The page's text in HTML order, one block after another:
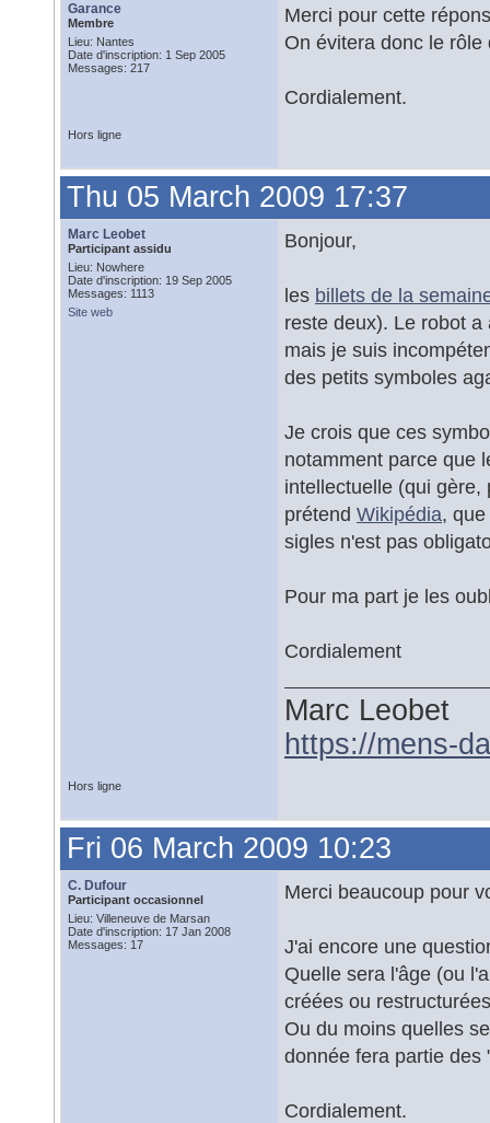
Garance
Membre
Lieu: Nantes
Date d'inscription: 1 Sep 2005
Messages: 217
Merci pour cette
On évitera donc le
Cordialement.
Hors ligne
Thu 05 March 2009 17:37
Marc Leobet
Participant assidu
Lieu: Nowhere
Date d'inscription: 19 Sep 2005
Messages: 1113
Site web
Bonjour,
les billets de la
reste deux). Le robot
mais je suis
des petits symboles
Je crois que ces
notamment parce que
intellectuelle (qui gère,
prétend Wikipédia,
sigles n'est pas
Pour ma part je les
Cordialement
Marc Leobet
https://mens-
Hors ligne
Fri 06 March 2009 10:23
C. Dufour
Participant occasionnel
Lieu: Villeneuve de Marsan
Date d'inscription: 17 Jan 2008
Messages: 17
Merci beaucoup pour
J'ai encore une
Quelle sera l'âge (ou
créées ou
Ou du moins quelles
donnée fera partie des
Cordialement.